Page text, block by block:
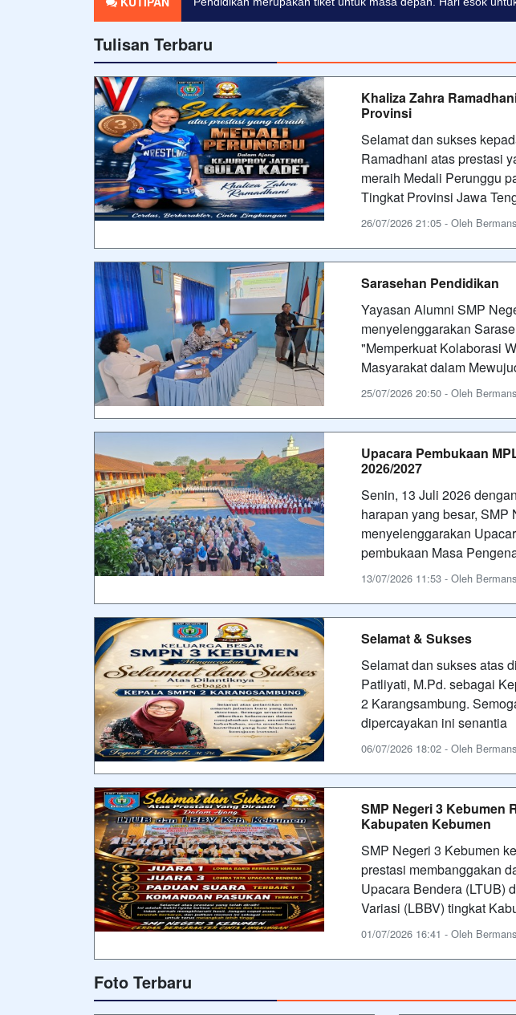
Pendidikan merupakan tiket untuk masa depan. Hari esok
Tulisan Terbaru
Khaliza Zahra
Provinsi
Selamat dan sukses
Ramadhani atas prestasi
meraih Medali Perunggu
Tingkat Provinsi Jawa
26/07/2026 21:05 - Oleh
Sarasehan Pendidikan
Yayasan Alumni SMP
menyelenggarakan
"Memperkuat Kolaborasi
Masyarakat dalam
25/07/2026 20:50 - Oleh
Upacara Pembukaan
2026/2027
Senin, 13 Juli 2026
harapan yang besar, SMP
menyelenggarakan
pembukaan Masa
13/07/2026 11:53 - Oleh
Selamat & Sukses
Selamat dan sukses atas
Patliyati, M.Pd. sebagai
2 Karangsambung.
dipercayakan ini senantia
06/07/2026 18:02 - Oleh
SMP Negeri 3 Kebumen
Kabupaten Kebumen
SMP Negeri 3 Kebumen
prestasi membanggakan
Upacara Bendera (LTUB)
Variasi (LBBV) tingkat
01/07/2026 16:41 - Oleh
Foto Terbaru